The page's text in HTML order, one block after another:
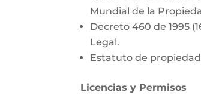
Mundial de la
Decreto 460 de 1995
Legal.
Estatuto de
Licencias y Permisos